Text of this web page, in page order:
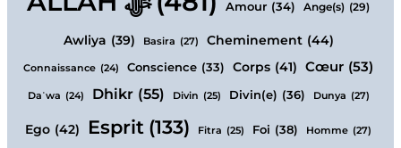
Amour (34) Ange(s) (29)
Awliya (39) Basira (27) Cheminement (44)
Connaissance (24) Conscience (33) Corps (41) Cœur (53)
Daʿwa (24) Dhikr (55) Divin (25) Divin(e) (36) Dunya (27)
Ego (42) Esprit (133) Fitra (25) Foi (38) Homme (27)